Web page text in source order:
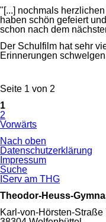
"[...] nochmals
haben schön gefeiert
schon nach dem
Der Schulfilm hat sehr
Erinnerungen
Seite 1 von 2
1
2
Vorwärts
Nach oben
Navigation
überspringen
Datenschutzerklärung
Impressum
Suche
IServ am THG
Theodor-Heuss-
Karl-von-Hörsten-Straße